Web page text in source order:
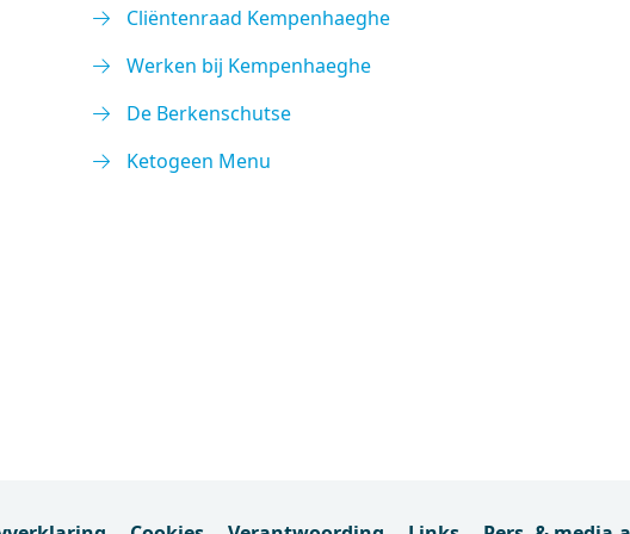
Cliëntenraad Kempenhaeghe
Werken bij Kempenhaeghe
De Berkenschutse
Ketogeen Menu